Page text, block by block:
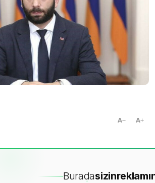
A A
Buradasizin